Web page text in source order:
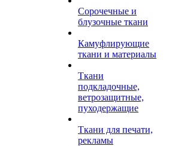
Сорочечные и
блузочные ткани
Камуфлирующие
ткани и материалы
Ткани
подкладочные,
ветрозащитные,
пуходержащие
Ткани для печати,
рекламы